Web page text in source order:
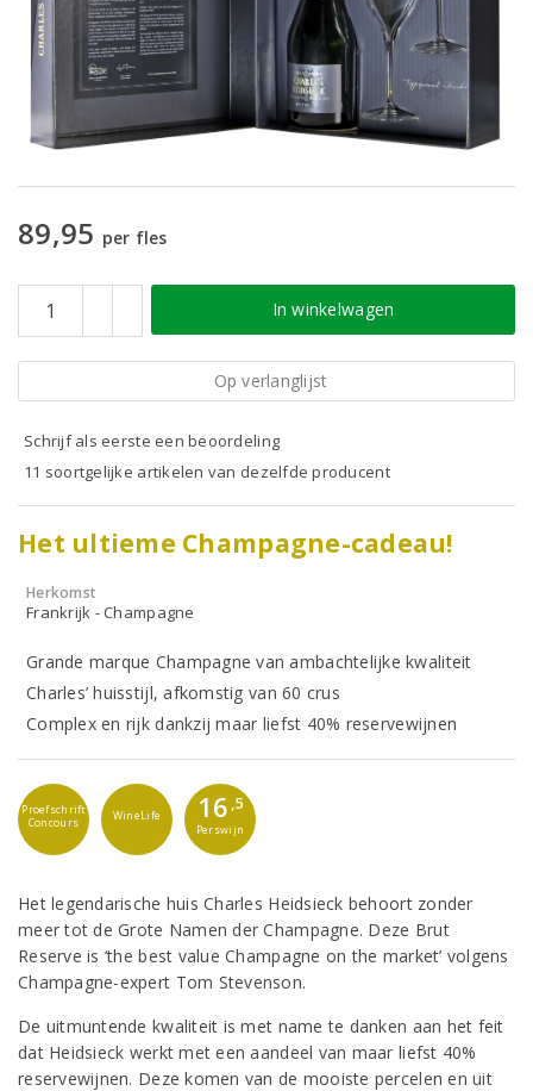
89,95 per fles
In winkelwagen
Op verlanglijst
Schrijf als eerste een beoordeling
11 soortgelijke artikelen van dezelfde producent
Het ultieme Champagne-cadeau!
Herkomst
Frankrijk - Champagne
Grande marque Champagne van ambachtelijke kwaliteit
Charles’ huisstijl, afkomstig van 60 crus
Complex en rijk dankzij maar liefst 40% reservewijnen
Proefschrift
Concours
WineLife 16 ,5
Perswijn
Het legendarische huis Charles Heidsieck behoort zonder
meer tot de Grote Namen der Champagne. Deze Brut
Reserve is ‘the best value Champagne on the market’ volgens
Champagne-expert Tom Stevenson.
De uitmuntende kwaliteit is met name te danken aan het feit
dat Heidsieck werkt met een aandeel van maar liefst 40%
reservewijnen. Deze komen van de mooiste percelen en uit